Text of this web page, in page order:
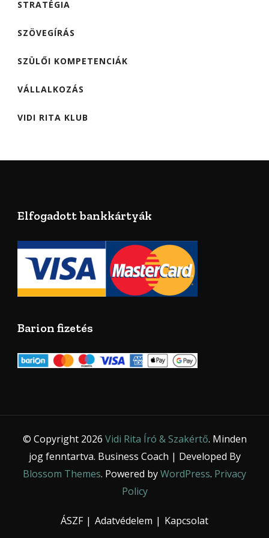
STRATÉGIA
SZÖVEGÍRÁS
SZÜLŐI KOMPETENCIÁK
VÁLLALKOZÁS
VIDI RITA KLUB
Elfogadott bankkártyák
Barion fizetés
© Copyright 2026 Vidi Rita Író & Szakértő. Minden
jog fenntartva. Business Coach | Developed By
Blossom Themes. Powered byWordPress. Privacy
Policy
ÁSZF Adatvédelem
Kapcsolat